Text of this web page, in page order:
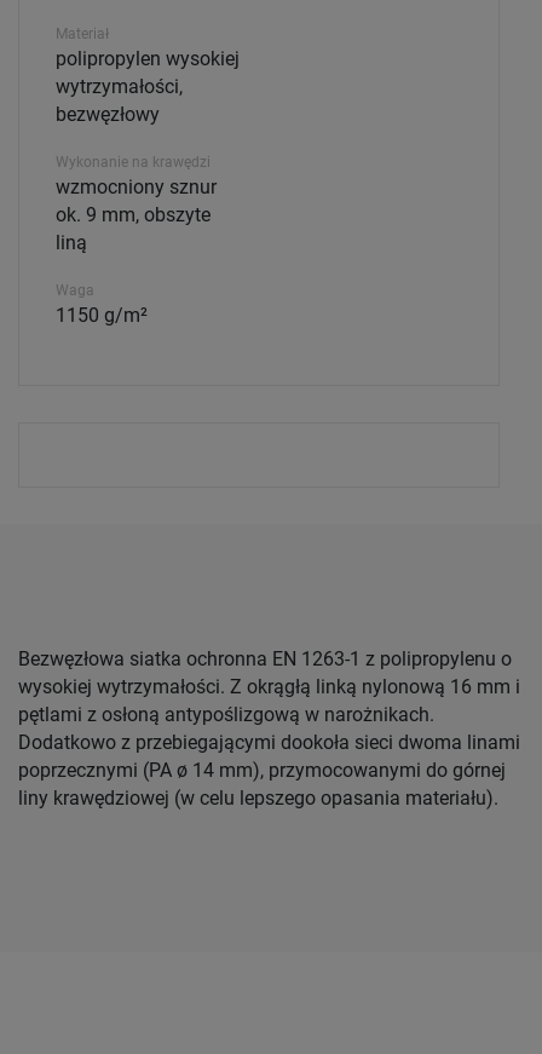
Materiał
polipropylen wysokiej
wytrzymałości,
bezwęzłowy
Wykonanie na krawędzi
wzmocniony sznur
ok. 9 mm, obszyte
liną
Waga
1150 g/m²
Bezwęzłowa siatka ochronna EN 1263-1 z polipropylenu o
wysokiej wytrzymałości. Z okrągłą linką nylonową 16 mm i
pętlami z osłoną antypoślizgową w narożnikach.
Dodatkowo z przebiegającymi dookoła sieci dwoma linami
poprzecznymi (PA ø 14 mm), przymocowanymi do górnej
liny krawędziowej (w celu lepszego opasania materiału).